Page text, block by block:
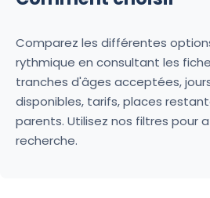
Comparez les différentes
rythmique en consultant les
tranches d'âges acceptées,
disponibles, tarifs, places
parents. Utilisez nos filtres pour
recherche.